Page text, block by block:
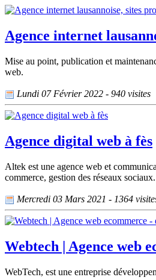
Agence internet
Mise au point, publication et
web.
Lundi 07 Février 2022 - 940 visites
Agence digital web à fès
Altek est une agence web et
commerce, gestion des réseaux sociaux.
Mercredi 03 Mars 2021 - 1364
Webtech | Agence web
WebTech, est une entreprise